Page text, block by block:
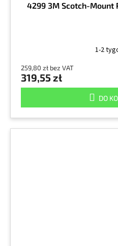
4299 3M Scotch-Mount
1-2
259,80 zł bez VAT
319,55 zł
DO